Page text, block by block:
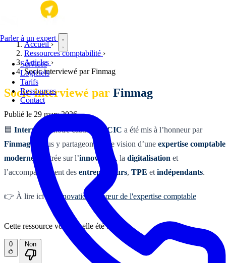
Aller au contenu principal
Parler à un expert
Services
Logiciels
Tarifs
Ressources
Contact
Accueil›
Ressources comptabilité ›
Articles ›
Socic interviewé par Finmag
Socic interviewé par Finmag
Publié le 29 mars 2026
🟦 Interview : notre cabinet SOCIC a été mis à l’honneur par
Finmag! Nous y partageons notre vision d’une expertise comptable
moderne
, centrée sur l’innovation, la digitalisation et
l’accompagnement des entrepreneurs, TPE et indépendants.
👉 À lire ici : L'innovation au cœur de l'expertise comptable
Cette ressource vous a-t-elle été utile ?
0